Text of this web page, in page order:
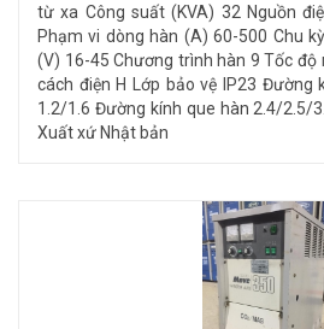
từ xa Công suất (KVA) 32 Nguồn
Phạm vi dòng hàn (A) 60-500 Chu
(V) 16-45 Chương trình hàn 9 Tốc
cách điện H Lớp bảo vệ IP23
1.2/1.6 Đường kính que hàn 2.4/2.5/
Xuất xứ Nhật bản